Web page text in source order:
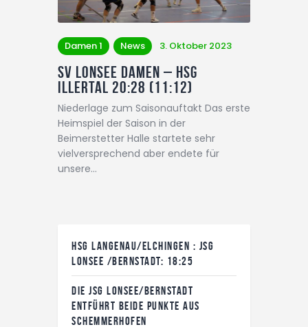
Damen 1 News 3. Oktober 2023
SV Lonsee Damen – HSG
Illertal 20:28 (11:12)
Niederlage zum Saisonauftakt Das erste
Heimspiel der Saison in der
Beimerstetter Halle startete sehr
vielversprechend aber endete für
unsere…
HSG LANGENAU/ELCHINGEN : JSG
LONSEE /BERNSTADT: 18:25
DIE JSG LONSEE/BERNSTADT
ENTFÜHRT BEIDE PUNKTE AUS
SCHEMMERHOFEN